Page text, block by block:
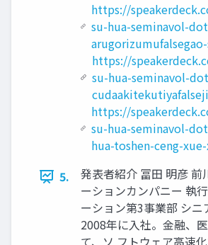
https://
su-hua-seminavol-
https://
su-hua-seminavol-
https://
su-hua-seminavol-
hua-toshen-ceng-
5.
発表者紹介 冨田 明彦 前
ーションカンパニー 執
ーション第3事業部 シニ
2008年に入社。金融、